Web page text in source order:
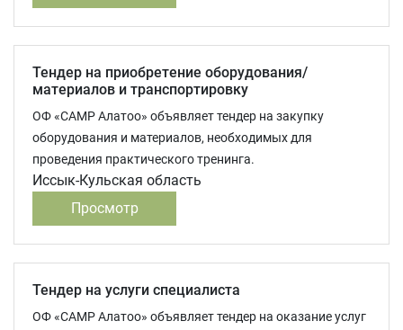
Тендер на приобретение оборудования/
материалов и транспортировку
ОФ «САМР Алатоо» объявляет тендер на закупку
оборудования и материалов, необходимых для
проведения практического тренинга.
Иссык-Кульская область
Просмотр
Тендер на услуги специалиста
ОФ «САМР Алатоо» объявляет тендер на оказание услуг